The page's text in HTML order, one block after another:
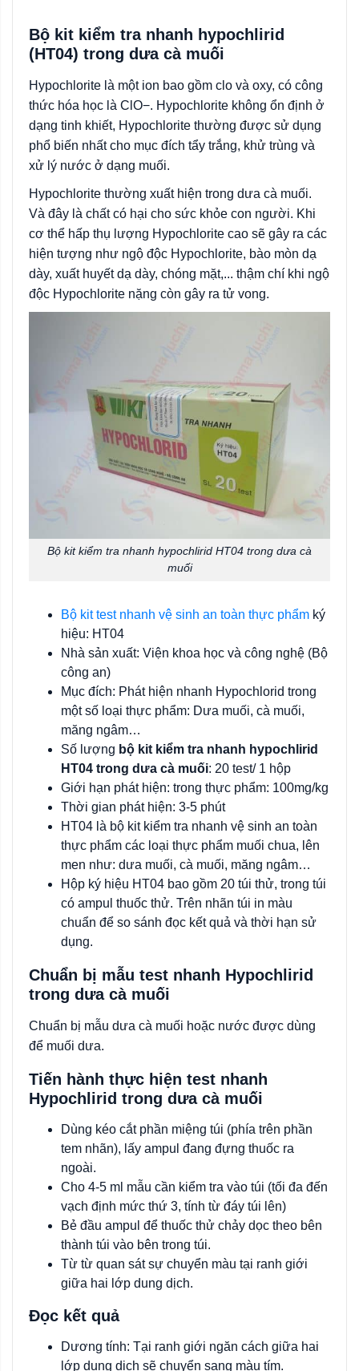
Bộ kit kiểm tra nhanh hypochlirid
(HT04) trong dưa cà muối
Hypochlorite là một ion bao gồm clo và oxy, có công
thức hóa học là ClO−. Hypochlorite không ổn định ở
dạng tinh khiết, Hypochlorite thường được sử dụng
phổ biến nhất cho mục đích tẩy trắng, khử trùng và
xử lý nước ở dạng muối.
Hypochlorite thường xuất hiện trong dưa cà muối.
Và đây là chất có hại cho sức khỏe con người. Khi
cơ thể hấp thụ lượng Hypochlorite cao sẽ gây ra các
hiện tượng như ngộ độc Hypochlorite, bào mòn dạ
dày, xuất huyết dạ dày, chóng mặt,... thậm chí khi ngộ
độc Hypochlorite nặng còn gây ra tử vong.
Bộ kit kiểm tra nhanh hypochlirid HT04 trong dưa cà
muối
Bộ kit test nhanh vệ sinh an toàn thực phẩm ký
hiệu: HT04
Nhà sản xuất: Viện khoa học và công nghệ (Bộ
công an)
Mục đích: Phát hiện nhanh Hypochlorid trong
một số loại thực phẩm: Dưa muối, cà muối,
măng ngâm…
Số lượng bộ kit kiểm tra nhanh hypochlirid
HT04 trong dưa cà muối: 20 test/ 1 hộp
Giới hạn phát hiện: trong thực phẩm: 100mg/kg
Thời gian phát hiện: 3-5 phút
HT04 là bộ kit kiểm tra nhanh vệ sinh an toàn
thực phẩm các loại thực phẩm muối chua, lên
men như: dưa muối, cà muối, măng ngâm…
Hộp ký hiệu HT04 bao gồm 20 túi thử, trong túi
có ampul thuốc thử. Trên nhãn túi in màu
chuẩn để so sánh đọc kết quả và thời hạn sử
dụng.
Chuẩn bị mẫu test nhanh Hypochlirid
trong dưa cà muối
Chuẩn bị mẫu dưa cà muối hoặc nước được dùng
để muối dưa.
Tiến hành thực hiện test nhanh
Hypochlirid trong dưa cà muối
Dùng kéo cắt phần miệng túi (phía trên phần
tem nhãn), lấy ampul đang đựng thuốc ra
ngoài.
Cho 4-5 ml mẫu cần kiểm tra vào túi (tối đa đến
vạch định mức thứ 3, tính từ đáy túi lên)
Bẻ đầu ampul để thuốc thử chảy dọc theo bên
thành túi vào bên trong túi.
Từ từ quan sát sự chuyển màu tại ranh giới
giữa hai lớp dung dịch.
Đọc kết quả
Dương tính: Tại ranh giới ngăn cách giữa hai
lớp dung dịch sẽ chuyển sang màu tím.